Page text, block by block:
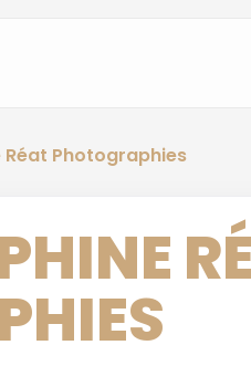
Réat Photographies